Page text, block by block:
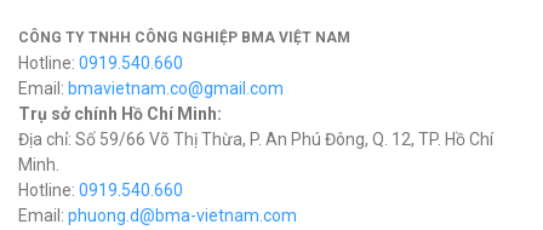
CÔNG TY TNHH CÔNG NGHIỆP BMA VIỆT NAM
Hotline: 0919.540.660
Email: bmavietnam.co@gmail.com
Trụ sở chính Hồ Chí Minh:
Địa chỉ: Số 59/66 Võ Thị Thừa, P. An Phú Đông, Q. 12, TP. Hồ Chí
Minh.
Hotline: 0919.540.660
Email: phuong.d@bma-vietnam.com